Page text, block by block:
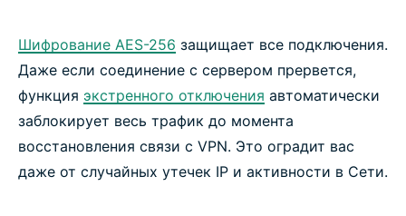
Шифрование AES-256 защищает все подключения.
Даже если соединение с сервером прервется,
функция экстренного отключения автоматически
заблокирует весь трафик до момента
восстановления связи с VPN. Это оградит вас
даже от случайных утечек IP и активности в Сети.